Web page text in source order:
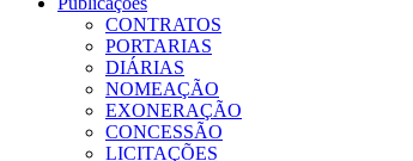
CONTRATOS
PORTARIAS
DIÁRIAS
NOMEAÇÃO
EXONERAÇÃO
CONCESSÃO
LICITAÇÕES